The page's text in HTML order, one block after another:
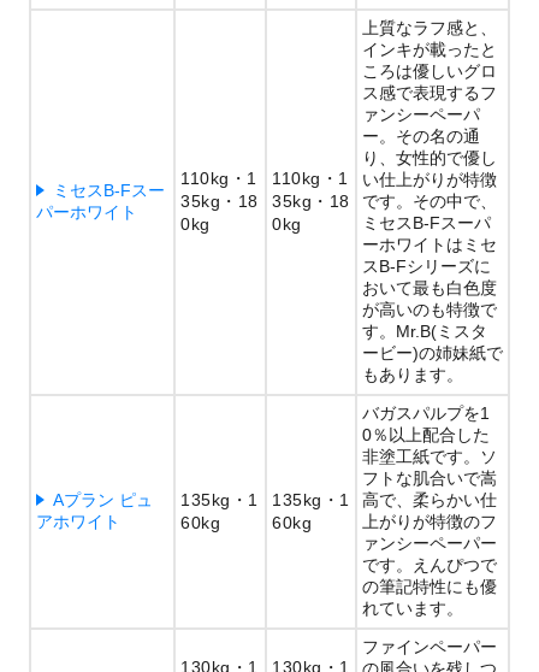
ミセスB-Fスー
パーホワイト
110kg
1
35kg
18
0kg
110kg
1
35kg
18
0kg
上質なラフ感と、
インキが載ったと
ころは優しいグロ
ス感で表現するフ
ァンシーペーパ
ー。その名の通
り、女性的で優し
い仕上がりが特徴
です。その中で、
ミセスB-Fスーパ
ーホワイトはミセ
スB-Fシリーズに
おいて最も白色度
が高いのも特徴で
す。Mr.B(ミスタ
ービー)の姉妹紙で
もあります。
Aプラン ピュ
アホワイト
135kg
1
60kg
135kg
1
60kg
バガスパルプを1
0％以上配合した
非塗工紙です。ソ
フトな肌合いで嵩
高で、柔らかい仕
上がりが特徴のフ
ァンシーペーパー
です。えんぴつで
の筆記特性にも優
れています。
130kg 1 130kg 1
ファインペーパー